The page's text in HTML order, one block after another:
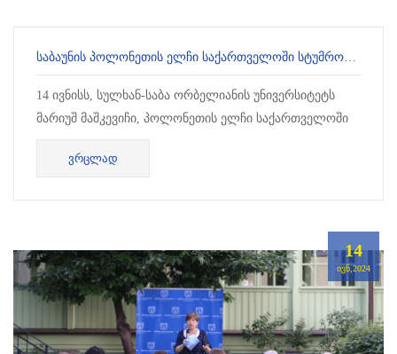
ᲡᲐᲑᲐᲣᲜᲘᲡ ᲞᲝᲚᲝᲜᲔᲗᲘᲡ ᲔᲚᲩᲘ ᲡᲐᲥᲐᲠᲗᲕᲔᲚᲝᲨᲘ ᲡᲢᲣᲛᲠᲝᲑᲓᲐ
14 ივნისს, სულხან-საბა ორბელიანის უნივერსიტეტს
მარიუშ მაშკევიჩი, პოლონეთის ელჩი საქართველოში
სტუმრობდა. იგი დაესწრო ორ საინტერესო შეხვედრას,
რომლებიც...
ᲕᲠᲪᲚᲐᲓ
14
ᲘᲕᲜ,2024